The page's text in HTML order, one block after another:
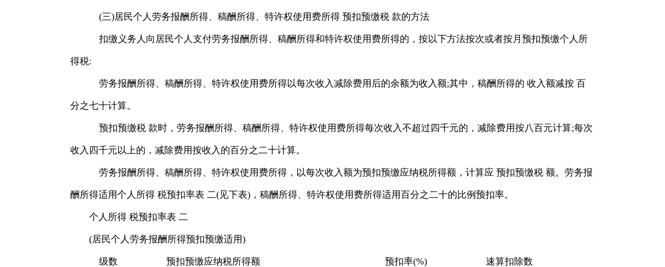
(三)居民个人劳务报酬所得、稿酬所得、特许权使用费所得 预扣预缴税 款的方法
扣缴义务人向居民个人支付劳务报酬所得、稿酬所得和特许权使用费所得的，按以下方法按次或者按月预扣预缴个人所
得税:
劳务报酬所得、稿酬所得、特许权使用费所得以每次收入减除费用后的余额为收入额;其中，稿酬所得的 收入额减按 百
分之七十计算。
预扣预缴税 款时，劳务报酬所得、稿酬所得、特许权使用费所得每次收入不超过四千元的，减除费用按八百元计算;每次
收入四千元以上的，减除费用按收入的百分之二十计算。
劳务报酬所得、稿酬所得、特许权使用费所得，以每次收入额为预扣预缴应纳税所得额，计算应 预扣预缴税 额。劳务报
酬所得适用个人所得 税预扣率表 二(见下表)，稿酬所得、特许权使用费所得适用百分之二十的比例预扣率。
个人所得 税预扣率表 二
(居民个人劳务报酬所得预扣预缴适用)
级数 预扣预缴应纳税所得额 预扣率(%) 速算扣除数